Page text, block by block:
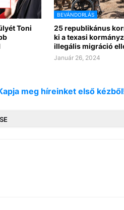
Toni
BEVÁNDORLÁS
25 republikánus
ki a texasi
illegális migráció
Január 26, 2024
meg híreinket első